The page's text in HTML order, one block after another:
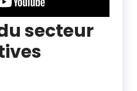
secteur